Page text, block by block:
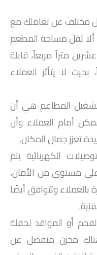
مختلف عن تعاملك مع
ألا تقل مساحة المطعم
متراً مربعاً، قابلة
لا يتأثر العملاء
المطاعم هي أن
أمام العملاء وأن
تعزز جمال المكان.
الكهربائية يتم
مستوى من الأمان،
بالعملاء وتتوافق أيضًا
أو المواقد لحفلة
مخزن منفصل عن